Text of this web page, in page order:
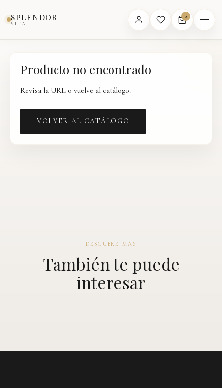
SPLENDOR
VITA
0
Producto no encontrado
Revisa la URL o vuelve al catálogo.
VOLVER AL CATÁLOGO
DESCUBRE MÁS
También te puede
interesar